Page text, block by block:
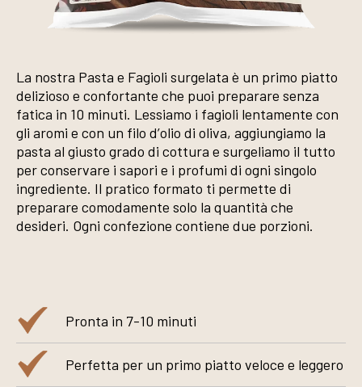
La nostra Pasta e Fagioli surgelata è un primo piatto
delizioso e confortante che puoi preparare senza
fatica in 10 minuti. Lessiamo i fagioli lentamente con
gli aromi e con un filo d’olio di oliva, aggiungiamo la
pasta al giusto grado di cottura e surgeliamo il tutto
per conservare i sapori e i profumi di ogni singolo
ingrediente. Il pratico formato ti permette di
preparare comodamente solo la quantità che
desideri. Ogni confezione contiene due porzioni.
Pronta in 7-10 minuti
Perfetta per un primo piatto veloce e leggero